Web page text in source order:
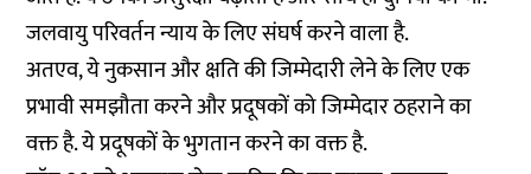
जलवायु परिवर्तन न्याय के लिए संघर्ष करने वाला है.
अतएव, ये नुकसान और क्षति की जिम्मेदारी लेने के लिए एक
प्रभावी समझौता करने और प्रदूषकों को जिम्मेदार ठहराने का
वक्त है. ये प्रदूषकों के भुगतान करने का वक्त है.